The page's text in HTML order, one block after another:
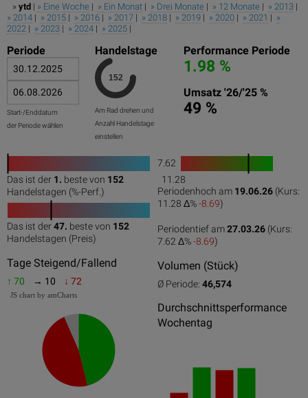
» ytd | » Eine Woche | » Ein Monat | » Drei Monate | » 12 Monate | » 2013 |
» 2014 | » 2015 | » 2016 | » 2017 | » 2018 | » 2019 | » 2020 | » 2021 | »
2022 | » 2023 | » 2024 | » 2025 |
Periode
Start-/Enddatum
der Periode wählen
Handelstage
Am Rad drehen und
Anzahl Handelstage
einstellen
Performance Periode
1.98 %
Umsatz '26/'25 %
49 %
0 50
Das ist der 1. beste von 152
Handelstagen (%-Perf.)
0 50
Das ist der47. beste von 152
Handelstagen (Preis)
Tage Steigend/Fallend
↑ 70 → 10 ↓ 72
JS chart by amCharts
7.62
1
100
11.28
Periodenhoch am 19.06.26 (Kurs:
11.28 Δ%-8.69)
Periodentief am27.03.26 (Kurs:
7.62 Δ%-8.69)
Volumen (Stück)
Ø Periode: 46,574
Durchschnittsperformance
Wochentag